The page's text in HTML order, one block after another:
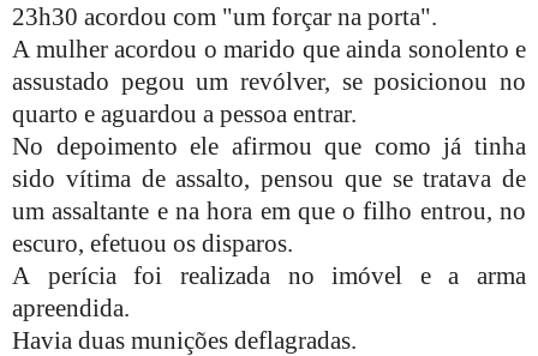
23h30 acordou com "um forçar na porta".
A mulher acordou o marido que ainda sonolento e
assustado pegou um revólver, se posicionou no
quarto e aguardou a pessoa entrar.
No depoimento ele afirmou que como já tinha
sido vítima de assalto, pensou que se tratava de
um assaltante e na hora em que o filho entrou, no
escuro, efetuou os disparos.
A perícia foi realizada no imóvel e a arma
apreendida.
Havia duas munições deflagradas.